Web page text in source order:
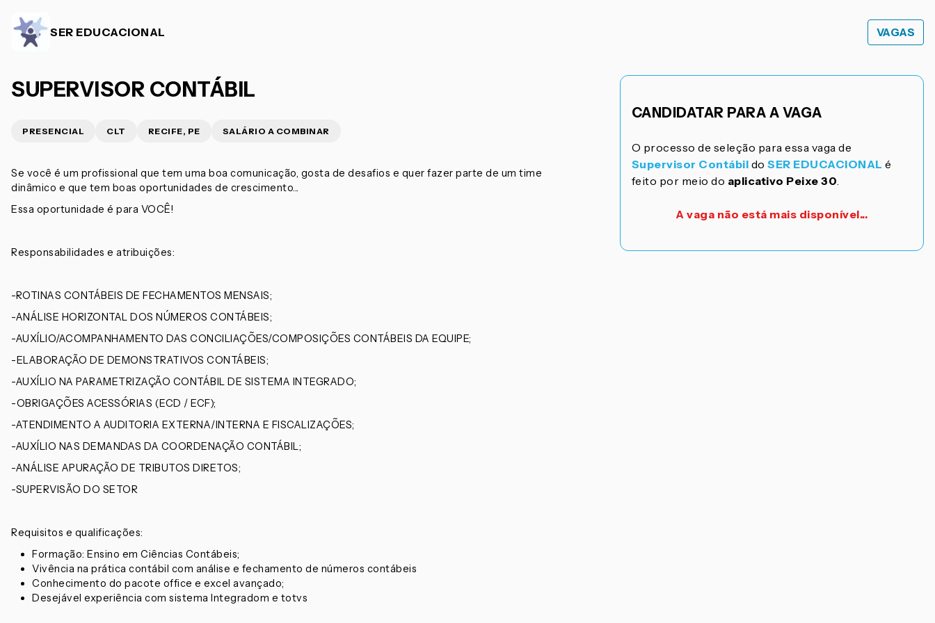
SER EDUCACIONAL VAGAS
SUPERVISOR CONTÁBIL
PRESENCIAL CLT RECIFE, PE SALÁRIO A COMBINAR
Se você é um profissional que tem uma boa comunicação, gosta de desafios e quer fazer parte de um time
dinâmico e que tem boas oportunidades de crescimento...
Essa oportunidade é para VOCÊ!
Responsabilidades e atribuições:
-ROTINAS CONTÁBEIS DE FECHAMENTOS MENSAIS;
-ANÁLISE HORIZONTAL DOS NÚMEROS CONTÁBEIS;
-AUXÍLIO/ACOMPANHAMENTO DAS CONCILIAÇÕES/COMPOSIÇÕES CONTÁBEIS DA EQUIPE;
-ELABORAÇÃO DE DEMONSTRATIVOS CONTÁBEIS;
-AUXÍLIO NA PARAMETRIZAÇÃO CONTÁBIL DE SISTEMA INTEGRADO;
-OBRIGAÇÕES ACESSÓRIAS (ECD / ECF);
-ATENDIMENTO A AUDITORIA EXTERNA/INTERNA E FISCALIZAÇÕES;
-AUXÍLIO NAS DEMANDAS DA COORDENAÇÃO CONTÁBIL;
-ANÁLISE APURAÇÃO DE TRIBUTOS DIRETOS;
-SUPERVISÃO DO SETOR
Requisitos e qualificações:
Formação: Ensino em Ciências Contábeis;
Vivência na prática contábil com análise e fechamento de números contábeis
Conhecimento do pacote office e excel avançado;
Desejável experiência com sistema Integradom e totvs
CANDIDATAR PARA A VAGA
O processo de seleção para essa vaga de
Supervisor Contábil do SER EDUCACIONAL é
feito por meio do aplicativo Peixe 30.
A vaga não está mais disponível...